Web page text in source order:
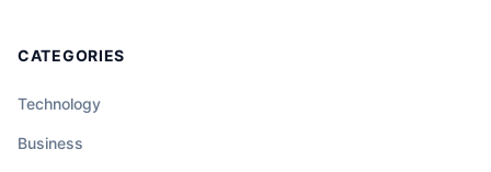
CATEGORIES
Technology
Business